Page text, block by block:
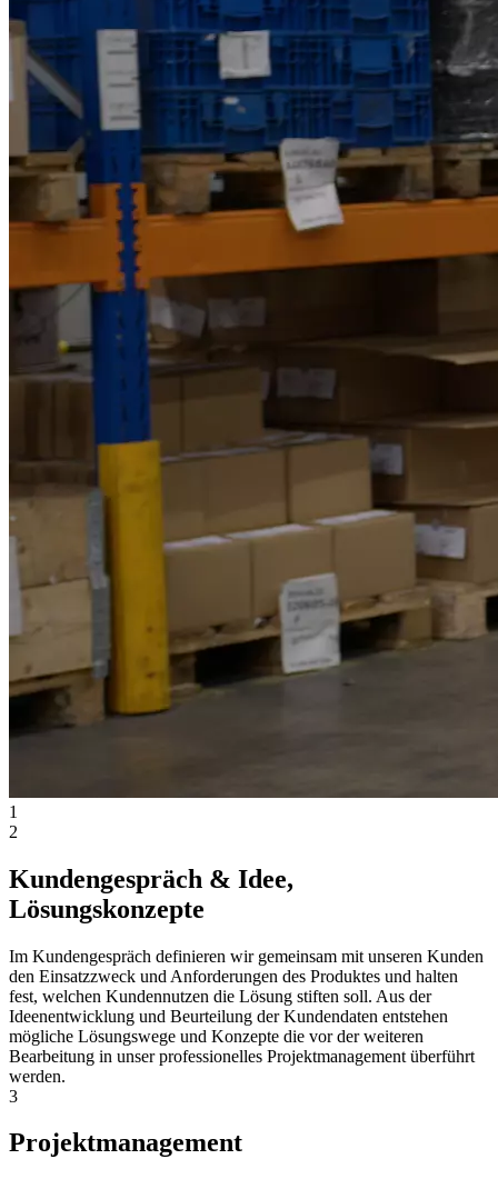
1
2
Kundengespräch & Idee,
Lösungskonzepte
Im Kundengespräch definieren wir gemeinsam mit unseren Kunden
den Einsatzzweck und Anforderungen des Produktes und halten
fest, welchen Kundennutzen die Lösung stiften soll. Aus der
Ideenentwicklung und Beurteilung der Kundendaten entstehen
mögliche Lösungswege und Konzepte die vor der weiteren
Bearbeitung in unser professionelles Projektmanagement überführt
werden.
3
Projektmanagement